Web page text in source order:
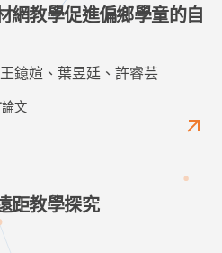
網教學促進偏鄉學童的自
鐿媗、葉昱廷、許睿芸
文
距教學探究